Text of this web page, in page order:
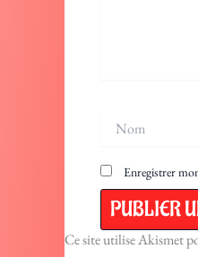
Enregistrer
Ce site utilise Akismet